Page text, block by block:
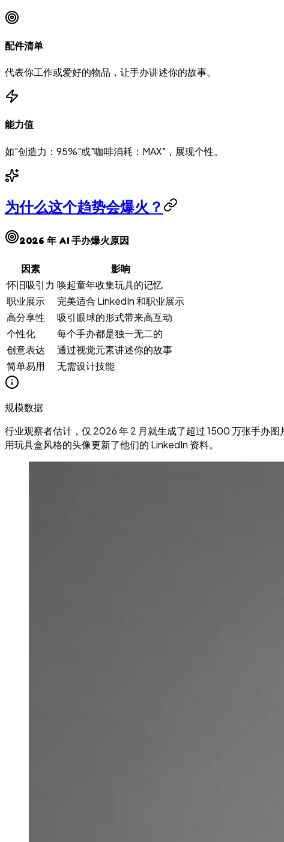
配件清单
代表你工作或爱好的物品，让手办讲述你的故事。
能力值
如"创造力：95%"或"咖啡消耗：MAX"，展现个性。
为什么这个趋势会爆火？
2026 年 AI 手办爆火原因
因素
影响
怀旧吸引力 唤起童年收集玩具的记忆
职业展示
完美适合 LinkedIn 和职业展示
高分享性
吸引眼球的形式带来高互动
个性化
每个手办都是独一无二的
创意表达
通过视觉元素讲述你的故事
简单易用
无需设计技能
规模数据
行业观察者估计，仅 2026 年 2 月就生成了超过 1500 万张手办
用玩具盒风格的头像更新了他们的 LinkedIn 资料。